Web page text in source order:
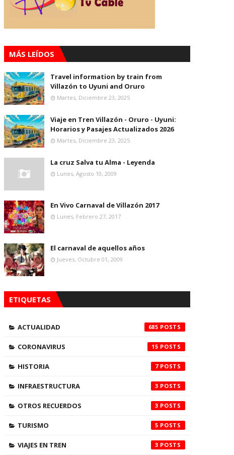
MÁS LEÍDOS
Travel information by train from
Villazón to Uyuni and Oruro
Martes, Diciembre 23, 2025
Viaje en Tren Villazón - Oruro - Uyuni:
Horarios y Pasajes Actualizados 2026
Martes, Diciembre 23, 2025
La cruz Salva tu Alma - Leyenda
Lunes, Agosto 10, 2009
En Vivo Carnaval de Villazón 2017
Lunes, Febrero 27, 2017
El carnaval de aquellos años
Jueves, Octubre 01, 2009
ETIQUETAS
ACTUALIDAD 685
CORONAVIRUS 15
HISTORIA 7
INFRAESTRUCTURA 3
OTROS RECUERDOS 3
TURISMO 5
VIAJES EN TREN 3